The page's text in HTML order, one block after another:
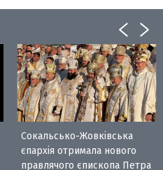
Сокальсько-Жовківська
єпархія отримала нового
правлячого єпископа Петра